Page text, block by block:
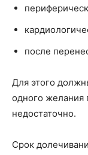
после
Для этого
одного желания
недостаточно.
Срок